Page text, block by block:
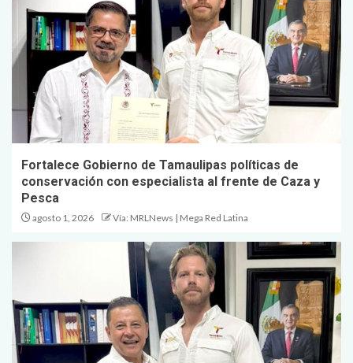
Fortalece Gobierno de Tamaulipas políticas de
conservación con especialista al frente de Caza y
Pesca
agosto 1, 2026 Vía: MRLNews | Mega Red Latina